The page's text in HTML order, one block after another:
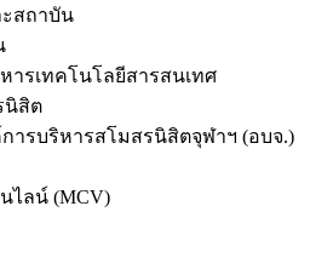
สถาบัน
ารเทคโนโลยีสารสนเทศ
นิสิต
ารบริหารสโมสรนิสิตจุฬาฯ (อบจ.)
ไลน์ (MCV)